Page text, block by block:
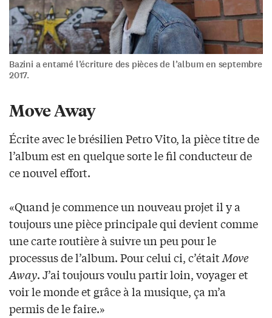
Bazini a entamé l’écriture des pièces de l’album en septembre
2017.
Move Away
Écrite avec le brésilien Petro Vito, la pièce titre de
l’album est en quelque sorte le fil conducteur de
ce nouvel effort.
«Quand je commence un nouveau projet il y a
toujours une pièce principale qui devient comme
une carte routière à suivre un peu pour le
processus de l’album. Pour celui ci, c’étaitMove
Away. J’ai toujours voulu partir loin, voyager et
voir le monde et grâce à la musique, ça m’a
permis de le faire.»